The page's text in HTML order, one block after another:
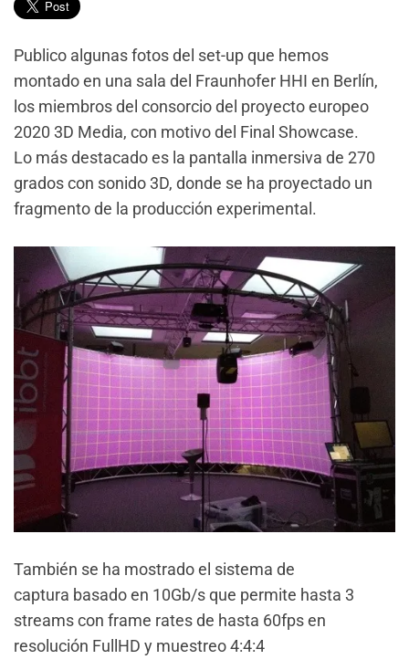
Publico algunas fotos del set-up que hemos
montado en una sala del Fraunhofer HHI en Berlín,
los miembros del consorcio del proyecto europeo
2020 3D Media, con motivo del Final Showcase.
Lo más destacado es la pantalla inmersiva de 270
grados con sonido 3D, donde se ha proyectado un
fragmento de la producción experimental.
También se ha mostrado el sistema de
captura basado en 10Gb/s que permite hasta 3
streams con frame rates de hasta 60fps en
resolución FullHD y muestreo 4:4:4